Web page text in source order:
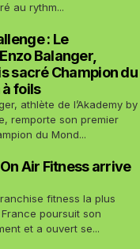
au rythm...
: Le
Balanger,
sacré Champion du
foils
athlète de l’Akademy by
remporte son premier
du Mond...
Air Fitness arrive
fitness la plus
France poursuit son
et a ouvert se...